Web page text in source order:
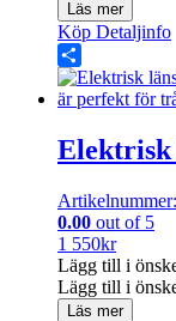
Läs mer
Köp Detaljinfo
Share
Elektrisk
0.00 out of 5
1 550kr
Lägg till i
Lägg till i
Läs mer